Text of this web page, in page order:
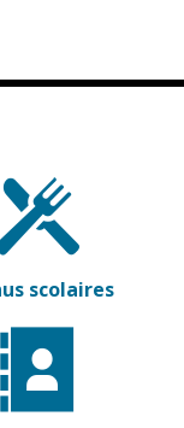
des
scolaires